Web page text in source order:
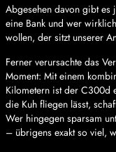
Abgesehen davon gibt es
eine Bank und wer
wollen, der sitzt unserer
Ferner verursachte das
Moment: Mit einem
Kilometern ist der C300d
die Kuh fliegen lässt,
Wer hingegen sparsam
– übrigens exakt so viel,